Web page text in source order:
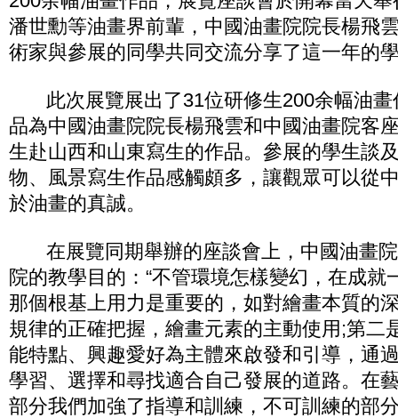
潘世勳等油畫界前輩，中國油畫院院長楊飛
術家與參展的同學共同交流分享了這一年的
此次展覽展出了31位研修生200余幅油畫
品為中國油畫院院長楊飛雲和中國油畫院客
生赴山西和山東寫生的作品。參展的學生談
物、風景寫生作品感觸頗多，讓觀眾可以從
於油畫的真誠。
在展覽同期舉辦的座談會上，中國油畫院
院的教學目的：“不管環境怎樣變幻，在成就
那個根基上用力是重要的，如對繪畫本質的
規律的正確把握，繪畫元素的主動使用;第二
能特點、興趣愛好為主體來啟發和引導，通
學習、選擇和尋找適合自己發展的道路。在
部分我們加強了指導和訓練，不可訓練的部